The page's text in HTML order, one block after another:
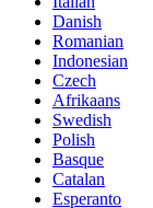
Danish
Romanian
Indonesian
Czech
Afrikaans
Swedish
Polish
Basque
Catalan
Esperanto